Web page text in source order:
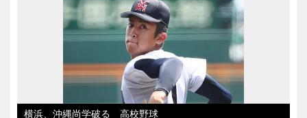
横浜、沖縄尚学破る 高校野球